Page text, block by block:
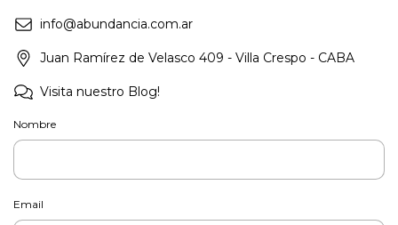
info@abundancia.com.ar
Juan Ramírez de Velasco 409 - Villa Crespo - CABA
Visita nuestro Blog!
Nombre
Email